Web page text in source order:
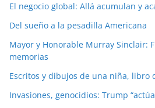
El negocio global: Allá acumulan y
Del sueño a la pesadilla Americana
Mayor y Honorable Murray Sinclair:
memorias
Escritos y dibujos de una niña, libro
Invasiones, genocidios: Trump